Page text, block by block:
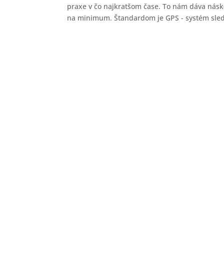
praxe v čo najkratšom čase. To nám dáva
na minimum. Štandardom je GPS - systém